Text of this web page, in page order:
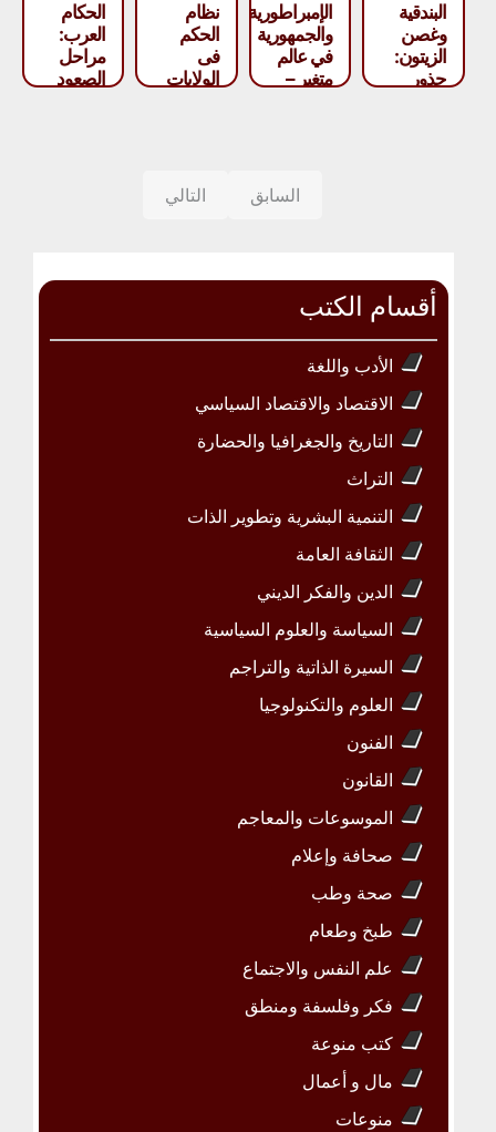
البندقية
وغصن
الزيتون:
جذور
الإمبراطورية
والجمهورية
في عالم
متغير –
نظام
الحكم
فى
الولايات
الحكام
العرب:
مراحل
الصعود
السابق التالي
أقسام الكتب
الأدب واللغة
الاقتصاد والاقتصاد السياسي
التاريخ والجغرافيا والحضارة
التراث
التنمية البشرية وتطوير الذات
الثقافة العامة
الدين والفكر الديني
السياسة والعلوم السياسية
السيرة الذاتية والتراجم
العلوم والتكنولوجيا
الفنون
القانون
الموسوعات والمعاجم
صحافة وإعلام
صحة وطب
طبخ وطعام
علم النفس والاجتماع
فكر وفلسفة ومنطق
كتب منوعة
مال و أعمال
منوعات